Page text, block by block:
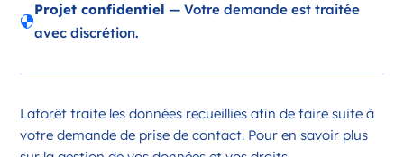
Candidater
Opportunité d’ouverture à Châteauroux
Châteauroux Centre-Val de Loire
France

Projet confidentiel — Votre demande est traitée
avec discrétion.
Laforêt traite les données recueillies afin de faire suite à
votre demande de prise de contact. Pour en savoir plus